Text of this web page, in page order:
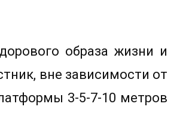
образа жизни и
вне зависимости от
3-5-7-10 метров